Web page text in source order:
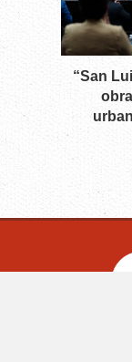
“San